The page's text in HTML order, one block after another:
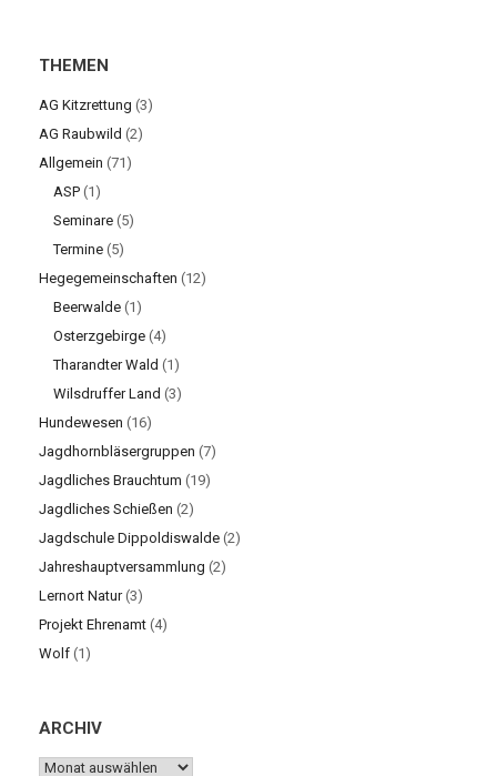
THEMEN
AG Kitzrettung (3)
AG Raubwild (2)
Allgemein (71)
ASP (1)
Seminare (5)
Termine (5)
Hegegemeinschaften (12)
Beerwalde (1)
Osterzgebirge (4)
Tharandter Wald (1)
Wilsdruffer Land (3)
Hundewesen (16)
Jagdhornbläsergruppen (7)
Jagdliches Brauchtum (19)
Jagdliches Schießen (2)
Jagdschule Dippoldiswalde (2)
Jahreshauptversammlung (2)
Lernort Natur(3)
Projekt Ehrenamt (4)
Wolf (1)
ARCHIV
ARCHIV